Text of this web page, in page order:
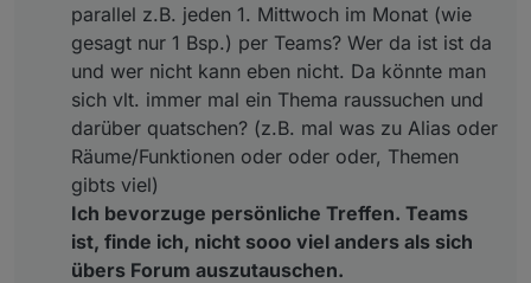
parallel z.B. jeden 1. Mittwoch im Monat (wie
gesagt nur 1 Bsp.) per Teams? Wer da ist ist da
und wer nicht kann eben nicht. Da könnte man
sich vlt. immer mal ein Thema raussuchen und
darüber quatschen? (z.B. mal was zu Alias oder
Räume/Funktionen oder oder oder, Themen
gibts viel)
Ich bevorzuge persönliche Treffen. Teams
ist, finde ich, nicht sooo viel anders als sich
übers Forum auszutauschen.